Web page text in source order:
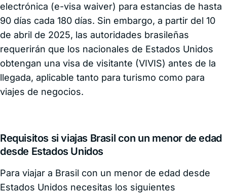
electrónica (e-visa waiver) para estancias de hasta
90 días cada 180 días. Sin embargo, a partir del 10
de abril de 2025, las autoridades brasileñas
requerirán que los nacionales de Estados Unidos
obtengan una visa de visitante (VIVIS) antes de la
llegada, aplicable tanto para turismo como para
viajes de negocios.
Requisitos si viajas Brasil con un menor de edad
desde Estados Unidos
Para viajar a Brasil con un menor de edad desde
Estados Unidos necesitas los siguientes